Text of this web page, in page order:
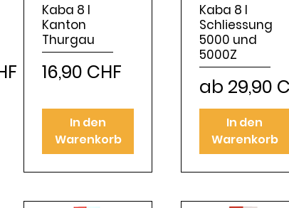
Kaba 8 I
Kanton
Thurgau
Preis
16,90 CHF
In den
Warenkorb
Kaba 8 I
Schliessung
5000 und
5000Z
ab 29,90
Sale-Preis
In den
Warenkorb